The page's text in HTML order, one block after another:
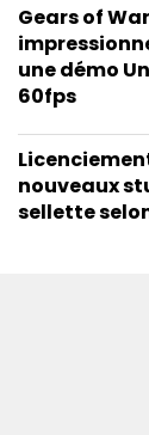
Gears of
une démo
60fps
nouveaux
sellette